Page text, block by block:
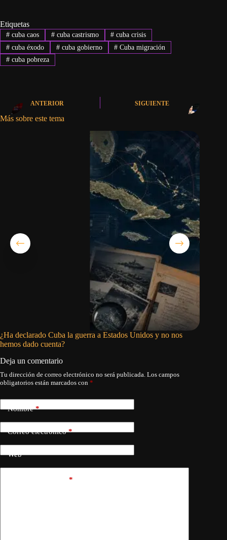
Etiquetas
#cuba caos #cuba castrismo # cuba crisis
#cuba éxodo #cuba gobierno # Cuba migración
#cuba pobreza
ANTERIOR SIGUIENTE
Más sobre este tema
¿Ha declarado Cuba la guerra a Estados Unidos y no nos
hemos dado cuenta?
Deja un comentario
Tu dirección de correo electrónico no será publicada. Los campos
obligatorios están marcados con *
Nombre*
Correo electrónico*
Web
*